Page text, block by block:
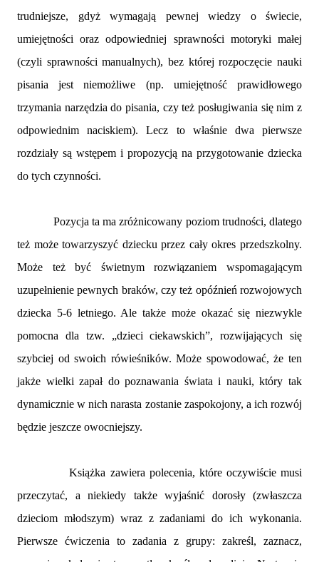
trudniejsze, gdyż wymagają pewnej wiedzy o świecie,
umiejętności oraz odpowiedniej sprawności motoryki małej
(czyli sprawności manualnych), bez której rozpoczęcie nauki
pisania jest niemożliwe (np. umiejętność prawidłowego
trzymania narzędzia do pisania, czy też posługiwania się nim z
odpowiednim naciskiem). Lecz to właśnie dwa pierwsze
rozdziały są wstępem i propozycją na przygotowanie dziecka
do tych czynności.
Pozycja ta ma zróżnicowany poziom trudności, dlatego
też może towarzyszyć dziecku przez cały okres przedszkolny.
Może też być świetnym rozwiązaniem wspomagającym
uzupełnienie pewnych braków, czy też opóźnień rozwojowych
dziecka 5-6 letniego. Ale także może okazać się niezwykle
pomocna dla tzw. „dzieci ciekawskich”, rozwijających się
szybciej od swoich rówieśników. Może spowodować, że ten
jakże wielki zapał do poznawania świata i nauki, który tak
dynamicznie w nich narasta zostanie zaspokojony, a ich rozwój
będzie jeszcze owocniejszy.
Książka zawiera polecenia, które oczywiście musi
przeczytać, a niekiedy także wyjaśnić dorosły (zwłaszcza
dzieciom młodszym) wraz z zadaniami do ich wykonania.
Pierwsze ćwiczenia to zadania z grupy: zakreśl, zaznacz,